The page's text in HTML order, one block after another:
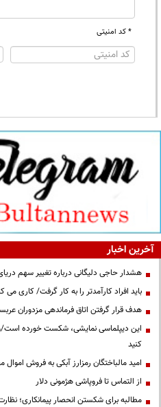
* کد امنیتی
آخرین اخبار
هشدار حاجی دلیگانی درباره تغییر سهم
باید افراد کارآمدتر را به کار گرفت/
هدف قرار گرفتن اتاق‌ فرماندهی مزدوران
این دیپلماسی نمایشی، شکست خورده است/
کنید
امید مالباختگان رمزارز آبکی به فروش اموال
از التماس تا فروپاشی هژمونی دلار
مطالبه برای شکستن انحصار پیمانکاری؛